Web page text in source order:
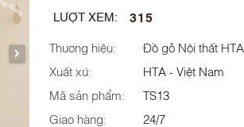
LƯỢT XEM:
315
Thương hiệu:
Đồ gỗ Nội thất HTA
Xuất xứ:
HTA - Việt Nam
Mã sản phẩm:
TS13
Giao hàng:
24/7